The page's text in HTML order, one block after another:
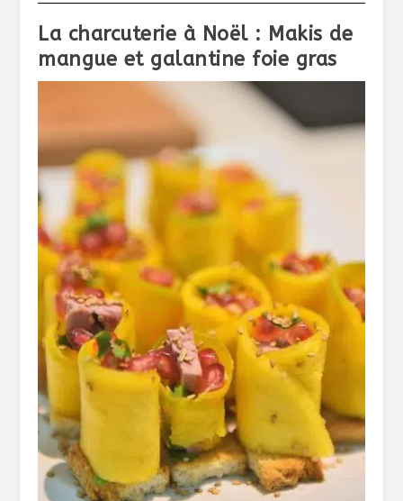
La charcuterie à Noël : Makis de
mangue et galantine foie gras